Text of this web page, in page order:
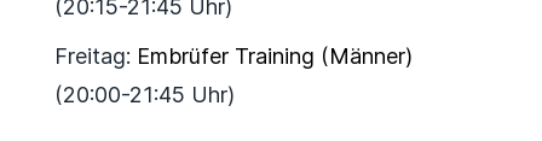
(20:15-21:45 Uhr)
Freitag: Embrüfer Training (Männer)
(20:00-21:45 Uhr)